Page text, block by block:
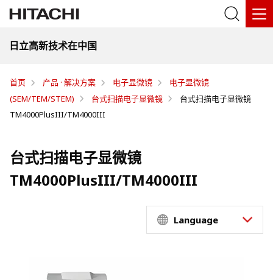
日立高新技术在中国
首页 产品 · 解决方案 电子显微镜
电子显微镜
(SEM/TEM/STEM)
台式扫描电子显微镜
台式扫描电子显微镜
TM4000PlusIII/TM4000III
台式扫描电子显微镜
TM4000PlusIII/TM4000III
Language